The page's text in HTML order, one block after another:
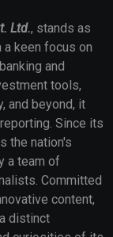
Ltd., stands as
a keen focus on
and
tools,
and beyond, it
Since its
the nation's
a team of
Committed
content,
distinct